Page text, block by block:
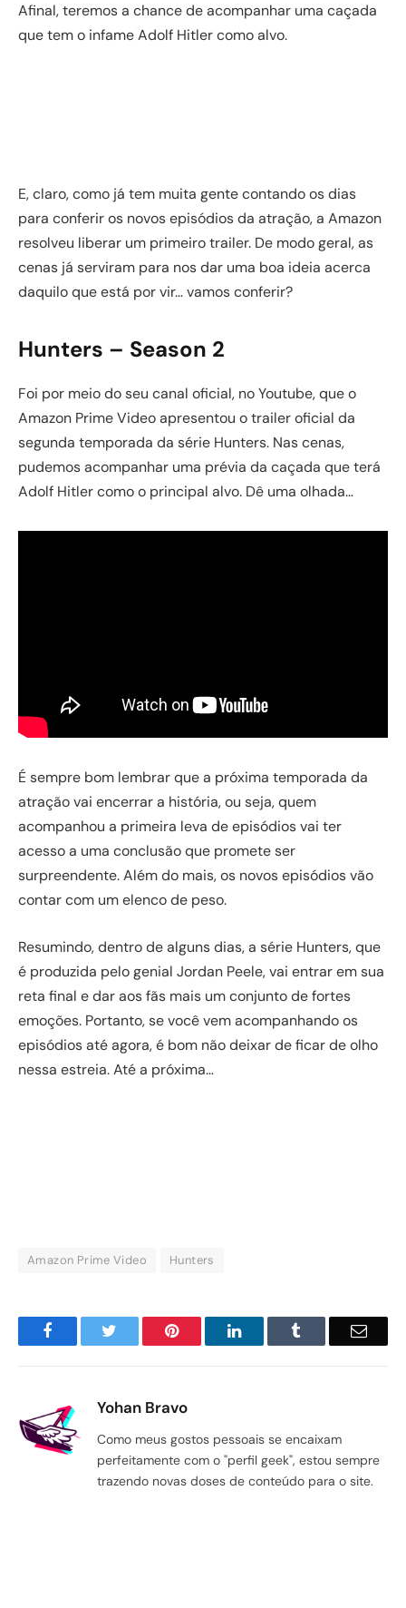
Afinal, teremos a chance de acompanhar uma caçada
que tem o infame Adolf Hitler como alvo.
E, claro, como já tem muita gente contando os dias
para conferir os novos episódios da atração, a Amazon
resolveu liberar um primeiro trailer. De modo geral, as
cenas já serviram para nos dar uma boa ideia acerca
daquilo que está por vir… vamos conferir?
Hunters – Season 2
Foi por meio do seu canal oficial, no Youtube, que o
Amazon Prime Video apresentou o trailer oficial da
segunda temporada da série Hunters. Nas cenas,
pudemos acompanhar uma prévia da caçada que terá
Adolf Hitler como o principal alvo. Dê uma olhada…
É sempre bom lembrar que a próxima temporada da
atração vai encerrar a história, ou seja, quem
acompanhou a primeira leva de episódios vai ter
acesso a uma conclusão que promete ser
surpreendente. Além do mais, os novos episódios vão
contar com um elenco de peso.
Resumindo, dentro de alguns dias, a série Hunters, que
é produzida pelo genial Jordan Peele, vai entrar em sua
reta final e dar aos fãs mais um conjunto de fortes
emoções. Portanto, se você vem acompanhando os
episódios até agora, é bom não deixar de ficar de olho
nessa estreia. Até a próxima…
Amazon Prime Video Hunters
Facebook Pinterest LinkedIn Email
Yohan Bravo
Como meus gostos pessoais se encaixam
perfeitamente com o "perfil geek", estou sempre
trazendo novas doses de conteúdo para o site.